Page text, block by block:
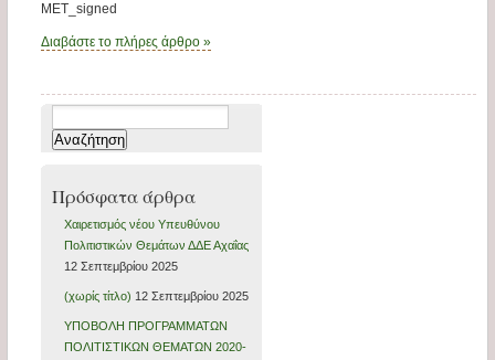
ΜΕΤ_signed
Διαβάστε το πλήρες άρθρο »
για:
Πρόσφατα άρθρα
Xαιρετισμός νέου Υπευθύνου
Πολιτιστικών Θεμάτων ΔΔΕ Αχαΐας
12 Σεπτεμβρίου 2025
(χωρίς τίτλο) 12 Σεπτεμβρίου 2025
ΥΠΟΒΟΛΗ ΠΡΟΓΡΑΜΜΑΤΩΝ
ΠΟΛΙΤΙΣΤΙΚΩΝ ΘΕΜΑΤΩΝ 2020-